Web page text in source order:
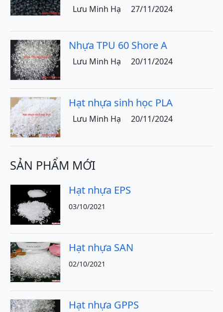
Lưu Minh Hạ 27/11/2024
Nhựa TPU 60 Shore A
Lưu Minh Hạ 20/11/2024
Hạt nhựa sinh học PLA
Lưu Minh Hạ 20/11/2024
SẢN PHẨM MỚI
Hạt nhựa EPS
03/10/2021
Hạt nhựa SAN
02/10/2021
Hạt nhựa GPPS